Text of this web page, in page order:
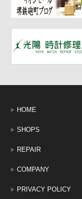
HOME
SHOPS
REPAIR
COMPANY
PRIVACY POLICY